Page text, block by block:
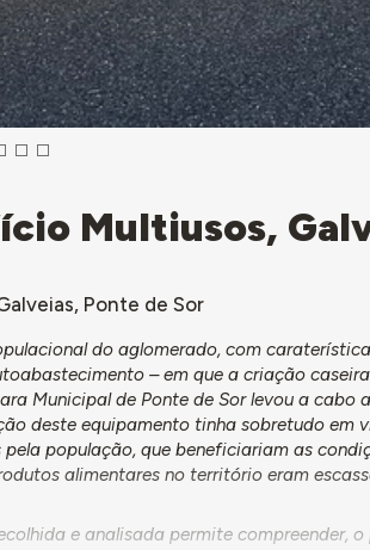
Multiusos,
Ponte de Sor
do aglomerado, com
– em que a criação
Municipal de Ponte de Sor levou a cabo
deste equipamento tinha sobretudo em
população, que beneficiariam as
alimentares no território eram
e analisada permite compreender,